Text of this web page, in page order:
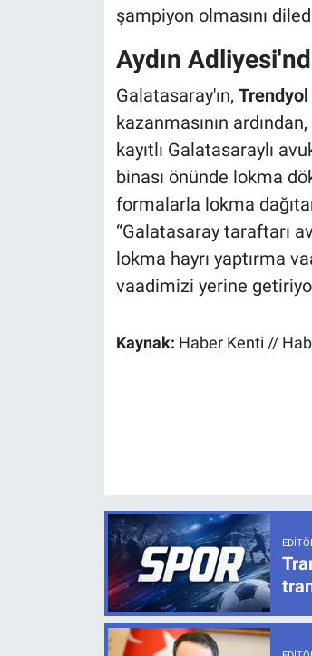
şampiyon olmasını
Aydın
Galatasaray'ın,
kazanmasının
kayıtlı Galatasaraylı
binası önünde lokma
formalarla lokma
“Galatasaray taraftarı
lokma hayrı yaptırma
vaadimizi yerine
Kaynak: Haber Kenti //